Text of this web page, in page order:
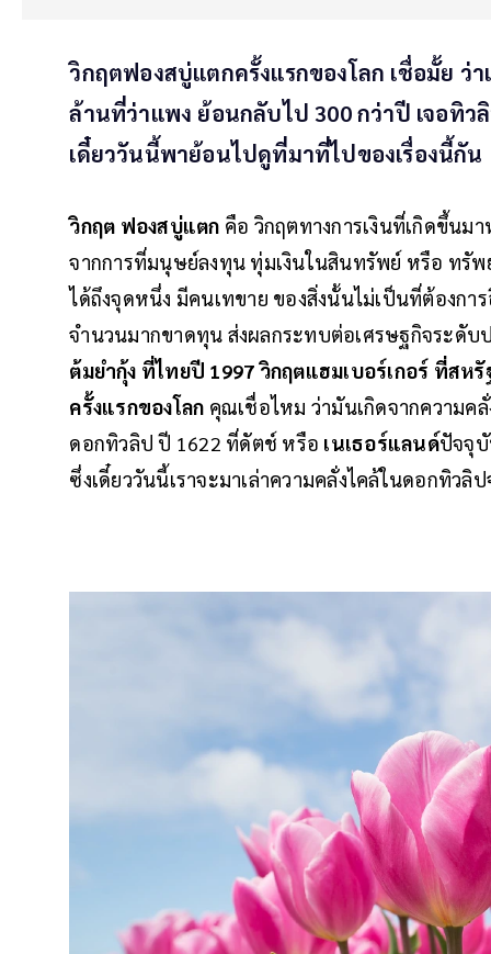
วิกฤตฟองสบู่แตกครั้งแรกของโลก เชื่อมั้ย ว่
ล้านที่ว่าแพง ย้อนกลับไป 300 กว่าปี เจอทิว
เดี๋ยววันนี้พาย้อนไปดูที่มาที่ไปของเรื่องนี้กัน
วิกฤต ฟองสบู่แตก คือ วิกฤตทางการเงินที่เกิดขึ้นม
จากการที่มนุษย์ลงทุน ทุ่มเงินในสินทรัพย์ หรือ ทรัพ
ได้ถึงจุดหนึ่ง มีคนเทขาย ของสิ่งนั้นไม่เป็นที่ต้องก
จำนวนมากขาดทุน ส่งผลกระทบต่อเศรษฐกิจระดับป
ต้มยำกุ้ง ที่ไทยปี 1997 วิกฤตแฮมเบอร์เกอร์ ที่สหรั
ครั้งแรกของโลก คุณเชื่อไหม ว่ามันเกิดจากความค
ดอกทิวลิป ปี 1622 ที่ดัตช์ หรือ เนเธอร์แลนด์ปัจจุบั
ซึ่งเดี๋ยววันนี้เราจะมาเล่าความคลั่งไคล้ในดอกทิ